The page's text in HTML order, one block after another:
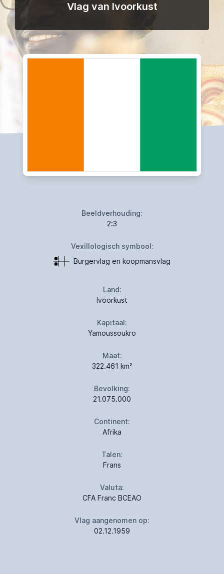
Vlag van Ivoorkust
Beeldverhouding:
2:3
Vexillologisch symbool:
Burgervlag en koopmansvlag
Land:
Ivoorkust
Kapitaal:
Yamoussoukro
Maat:
322.461 km²
Bevolking:
21.075.000
Continent:
Afrika
Talen:
Frans
Valuta:
CFA Franc BCEAO
Vlag aangenomen op:
02.12.1959